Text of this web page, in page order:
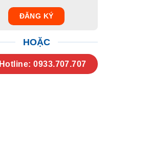
HOẶC
Hotline: 0933.707.707